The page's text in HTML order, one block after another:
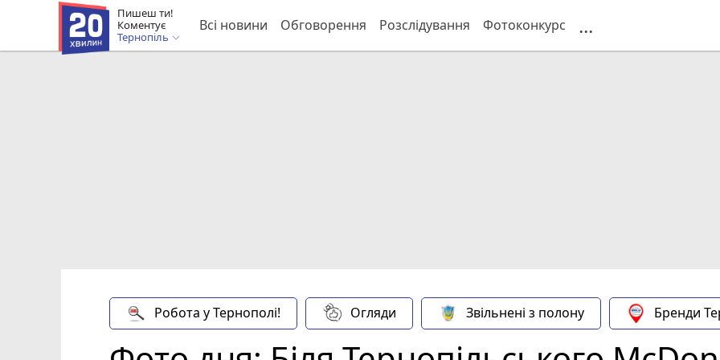
Пишеш ти!
Коментує
Тернопіль
Всі новини Обговорення Розслідування Фотоконкурс ...
Робота у Тернополі! Огляди Звільнені з полону Бренди